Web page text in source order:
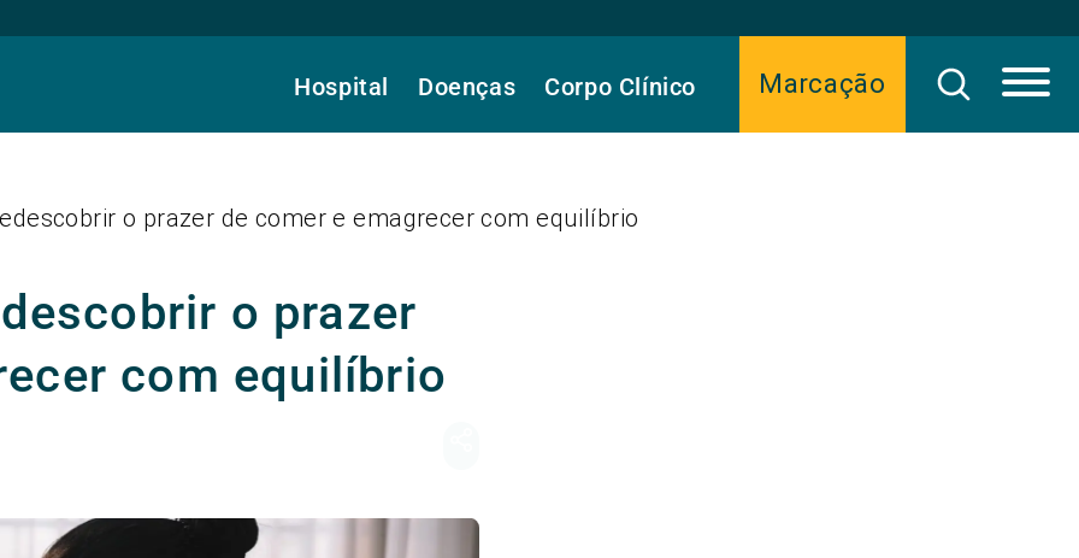
Marcação
Hospital Doenças Corpo Clínico
o prazer de comer e emagrecer com equilíbrio
o prazer
com equilíbrio